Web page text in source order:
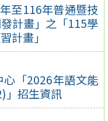
至116年普通暨技
計畫」之「115學
計畫」
「2026年語文能
」招生資訊